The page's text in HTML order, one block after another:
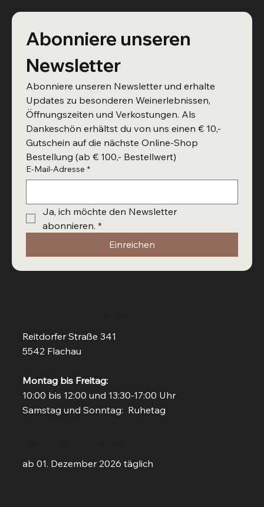
Reitdorfer Straße 341
5542 Flachau
Montag bis Freitag:
10:00 bis 12:00 und 13:30-17:00 Uhr
Samstag und Sonntag: Ruhetag
ab 01. Dezember 2026 täglich
Abonniere unseren
Newsletter
Abonniere unseren Newsletter und erhalte
Updates zu besonderen Weinerlebnissen,
Öffnungszeiten und Verkostungen. Als
Dankeschön erhältst du von uns einen € 10,-
Gutschein auf die nächste Online-Shop
Bestellung (ab € 100,- Bestellwert)
E-Mail-Adresse *
Ja, ich möchte den Newsletter
abonnieren. *
Einreichen